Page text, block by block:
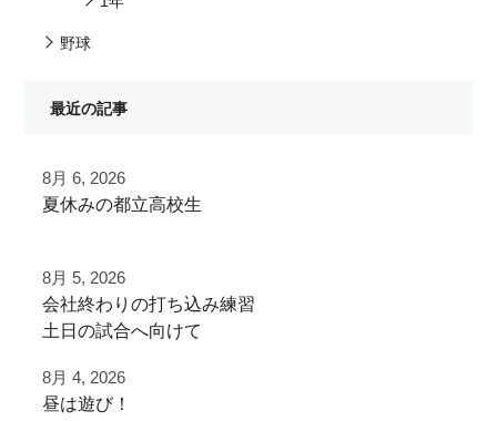
野球
最近の記事
8月 6, 2026
夏休みの都立高校生
早速秋に向けた自主練
ご利用ありがとうございました
都立から下剋上へ
秋大会頑張れ！
8月 5, 2026
⁡会社終わりの打ち込み⁡練習⁡
⁡土日の試合へ向けて⁡
⁡またお待ちしております！
8月 4, 2026
昼は遊び！